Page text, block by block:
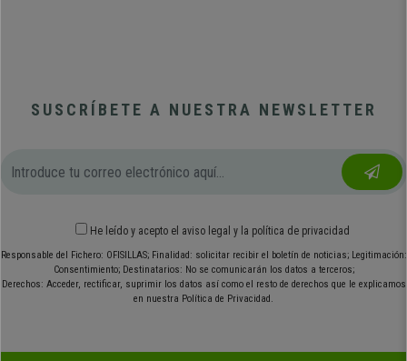
SUSCRÍBETE A NUESTRA NEWSLETTER
He leído y acepto el aviso legal y la política de privacidad
Responsable del Fichero: OFISILLAS; Finalidad: solicitar recibir el boletín de noticias; Legitimación:
Consentimiento; Destinatarios: No se comunicarán los datos a terceros;
Derechos: Acceder, rectificar, suprimir los datos así como el resto de derechos que le explicamos
en nuestra Política de Privacidad.